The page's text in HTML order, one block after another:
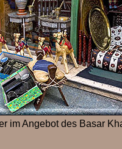
im Angebot des Basar